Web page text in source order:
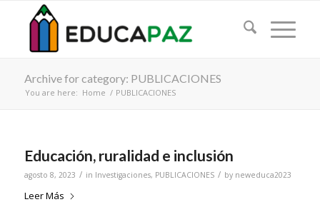
Archive for category: PUBLICACIONES
You are here: Home / PUBLICACIONES
Educación, ruralidad e inclusión
agosto 8, 2023 / in Investigaciones, PUBLICACIONES / by neweduca2023
Leer Más